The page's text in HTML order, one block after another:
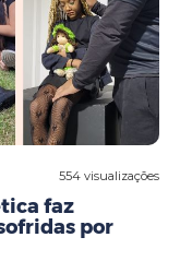
554 visualizações
faz
por